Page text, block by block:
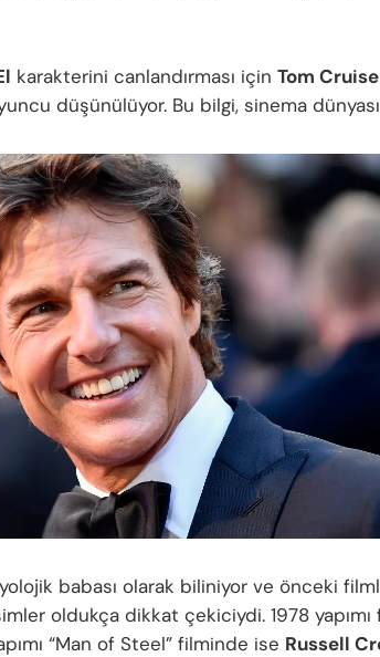
karakterini canlandırması için Tom Cruise
düşünülüyor. Bu bilgi, sinema
babası olarak biliniyor ve önceki
oldukça dikkat çekiciydi. 1978 yapımı
“Man of Steel” filminde ise Russell